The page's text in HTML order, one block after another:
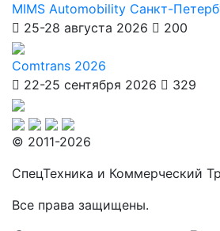
MIMS Automobility Санкт-
25-28 августа 2026
200
Comtrans 2026
22-25 сентября 2026
329
© 2011-2026
СпецТехника и Коммерческий
Все права защищены.